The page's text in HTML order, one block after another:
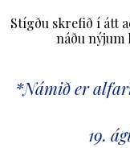
Stígðu skrefið í átt
náðu nýjum
*Námið er
19.